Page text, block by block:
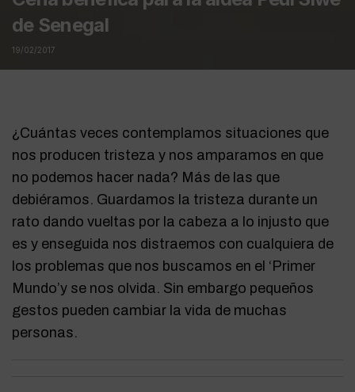
de Senegal
19/02/2017
¿Cuántas veces contemplamos situaciones que
nos producen tristeza y nos amparamos en que
no podemos hacer nada? Más de las que
debiéramos. Guardamos la tristeza durante un
rato dando vueltas por la cabeza a lo injusto que
es y enseguida nos distraemos con cualquiera de
los problemas que nos buscamos en el ‘Primer
Mundo’y se nos olvida. Sin embargo pequeños
gestos pueden cambiar la vida de muchas
personas.